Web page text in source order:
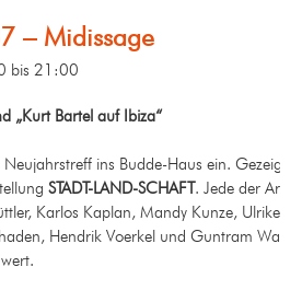
– Midissage
bis 21:00
„Kurt Bartel auf Ibiza“
ins Budde-Haus ein. Gezeigt
STADT-LAND-SCHAFT. Jede der
Karlos Kaplan, Mandy Kunze, Ulrike
Hendrik Voerkel und Guntram